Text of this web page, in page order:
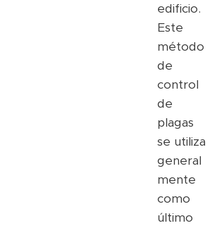
edificio.
Este
método
de
control
de
plagas
se utiliza
general
mente
como
último